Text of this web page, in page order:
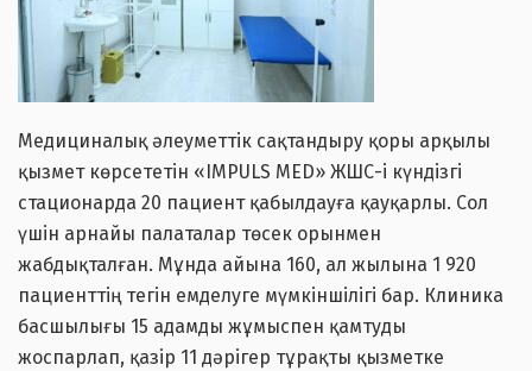
Медициналық әлеуметтік сақтандыру қоры арқылы
қызмет көрсететін «IMPULS MED» ЖШС-і күндізгі
стационарда 20 пациент қабылдауға қауқарлы. Сол
үшін арнайы палаталар төсек орынмен
жабдықталған. Мұнда айына 160, ал жылына 1 920
пациенттің тегін емделуге мүмкіншілігі бар. Клиника
басшылығы 15 адамды жұмыспен қамтуды
жоспарлап, қазір 11 дәрігер тұрақты қызметке